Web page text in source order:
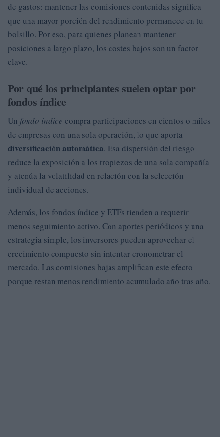
de gastos: mantener las comisiones contenidas significa
que una mayor porción del rendimiento permanece en tu
bolsillo. Por eso, para quienes planean mantener
posiciones a largo plazo, los costes bajos son un factor
clave.
Por qué los principiantes suelen optar por
fondos índice
Un fondo índice compra participaciones en cientos o miles
de empresas con una sola operación, lo que aporta
diversificación automática. Esa dispersión del riesgo
reduce la exposición a los tropiezos de una sola compañía
y atenúa la volatilidad en relación con la selección
individual de acciones.
Además, los fondos índice y ETFs tienden a requerir
menos seguimiento activo. Con aportes periódicos y una
estrategia simple, los inversores pueden aprovechar el
crecimiento compuesto sin intentar cronometrar el
mercado. Las comisiones bajas amplifican este efecto
porque restan menos rendimiento acumulado año tras año.